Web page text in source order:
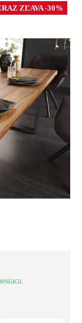
ZĽAVA -30%